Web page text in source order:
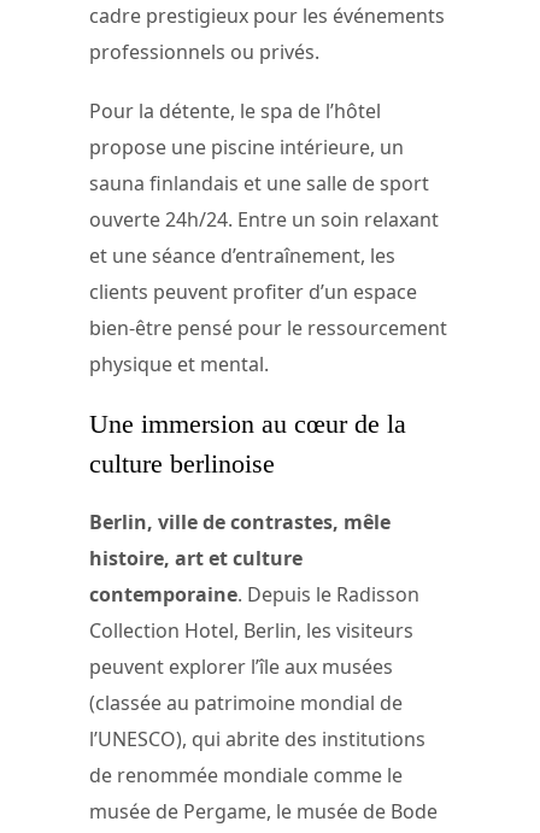
cadre prestigieux pour les événements
professionnels ou privés.
Pour la détente, le spa de l’hôtel
propose une piscine intérieure, un
sauna finlandais et une salle de sport
ouverte 24h/24. Entre un soin relaxant
et une séance d’entraînement, les
clients peuvent profiter d’un espace
bien-être pensé pour le ressourcement
physique et mental.
Une immersion au cœur de la
culture berlinoise
Berlin, ville de contrastes, mêle
histoire, art et culture
contemporaine. Depuis le Radisson
Collection Hotel, Berlin, les visiteurs
peuvent explorer l’île aux musées
(classée au patrimoine mondial de
l’UNESCO), qui abrite des institutions
de renommée mondiale comme le
musée de Pergame, le musée de Bode